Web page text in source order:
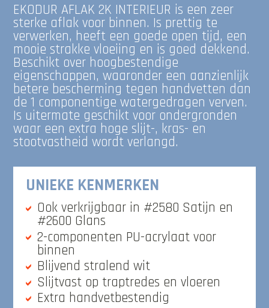
EKODUR AFLAK 2K INTERIEUR is een zeer
sterke aflak voor binnen. Is prettig te
verwerken, heeft een goede open tijd, een
mooie strakke vloeiing en is goed dekkend.
Beschikt over hoogbestendige
eigenschappen, waaronder een aanzienlijk
betere bescherming tegen handvetten dan
de 1 componentige watergedragen verven.
Is uitermate geschikt voor ondergronden
waar een extra hoge slijt-, kras- en
stootvastheid wordt verlangd.
UNIEKE KENMERKEN
Ook verkrijgbaar in #2580 Satijn en
#2600 Glans
2-componenten PU-acrylaat voor
binnen
Blijvend stralend wit
Slijtvast op traptredes en vloeren
Extra handvetbestendig